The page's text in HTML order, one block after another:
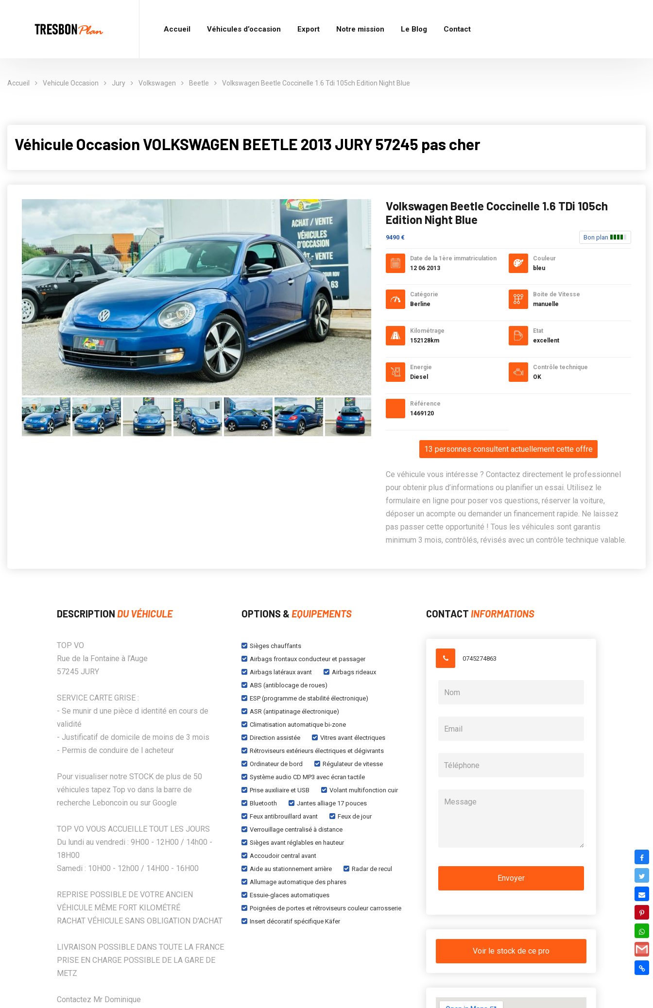
Accueil Véhicules d’occasion Export Notre mission Le Blog Contact
Accueil Vehicule Occasion Jury Volkswagen Beetle Volkswagen Beetle Coccinelle 1.6 Tdi 105ch Edition Night Blue
Véhicule Occasion VOLKSWAGEN BEETLE 2013 JURY 57245 pas cher
Volkswagen Beetle Coccinelle 1.6 TDi 105ch
Edition Night Blue
9490 € Bon plan
Date de la 1ère immatriculation
12 06 2013
Catégorie
Berline
Kilométrage
152128km
Energie
Diesel
Référence
1469120
Couleur
bleu
Boite de Vitesse
manuelle
Etat
excellent
Contrôle technique
OK
13 personnes consultent actuellement cette offre
Ce véhicule vous intéresse ? Contactez directement le professionnel
pour obtenir plus d’informations ou planifier un essai. Utilisez le
formulaire en ligne pour poser vos questions, réserver la voiture,
déposer un acompte ou demander un financement rapide. Ne laissez
pas passer cette opportunité ! Tous les véhicules sont garantis
minimum 3 mois, contrôlés, révisés avec un contrôle technique valable.
DESCRIPTION DU VÉHICULE
TOP VO
Rue de la Fontaine à l’Auge
57245 JURY
SERVICE CARTE GRISE :
- Se munir d une pièce d identité en cours de
validité
- Justificatif de domicile de moins de 3 mois
- Permis de conduire de l acheteur
Pour visualiser notre STOCK de plus de 50
véhicules tapez Top vo dans la barre de
recherche Leboncoin ou sur Google
TOP VO VOUS ACCUEILLE TOUT LES JOURS
Du lundi au vendredi : 9H00 - 12H00 / 14h00 -
18H00
Samedi : 10H00 - 12h00 / 14H00 - 16H00
REPRISE POSSIBLE DE VOTRE ANCIEN
VÉHICULE MÊME FORT KILOMÉTRÉ
RACHAT VÉHICULE SANS OBLIGATION D'ACHAT
LIVRAISON POSSIBLE DANS TOUTE LA FRANCE
PRISE EN CHARGE POSSIBLE DE LA GARE DE
METZ
Contactez Mr Dominique
OPTIONS & EQUIPEMENTS
Sièges chauffants
Airbags frontaux conducteur et passager
Airbags latéraux avant
Airbags rideaux
ABS (antiblocage de roues)
ESP (programme de stabilité électronique)
ASR (antipatinage électronique)
Climatisation automatique bi-zone
Direction assistée
Vitres avant électriques
Rétroviseurs extérieurs électriques et dégivrants
Ordinateur de bord
Régulateur de vitesse
Système audio CD MP3 avec écran tactile
Prise auxiliaire et USB
Volant multifonction cuir
Bluetooth
Jantes alliage 17 pouces
Feux antibrouillard avant
Feux de jour
Verrouillage centralisé à distance
Sièges avant réglables en hauteur
Accoudoir central avant
Aide au stationnement arrière
Radar de recul
Allumage automatique des phares
Essuie-glaces automatiques
Poignées de portes et rétroviseurs couleur carrosserie
Insert décoratif spécifique Käfer
CONTACT INFORMATIONS
0745274863
Voir le stock de ce pro